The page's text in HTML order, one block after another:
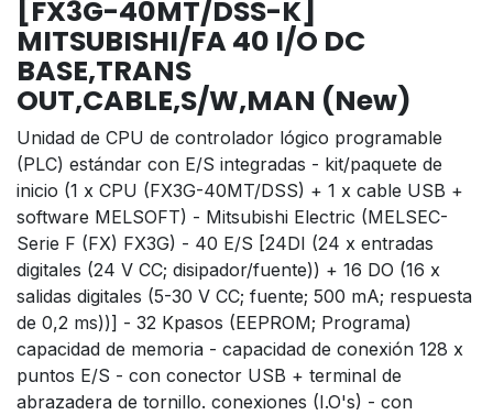
[FX3G-40MT/DSS-K]
MITSUBISHI/FA 40 I/O DC
BASE,TRANS
OUT,CABLE,S/W,MAN (New)
Unidad de CPU de controlador lógico programable
(PLC) estándar con E/S integradas - kit/paquete de
inicio (1 x CPU (FX3G-40MT/DSS) + 1 x cable USB +
software MELSOFT) - Mitsubishi Electric (MELSEC-
Serie F (FX) FX3G) - 40 E/S [24DI (24 x entradas
digitales (24 V CC; disipador/fuente)) + 16 DO (16 x
salidas digitales (5-30 V CC; fuente; 500 mA; respuesta
de 0,2 ms))] - 32 Kpasos (EEPROM; Programa)
capacidad de memoria - capacidad de conexión 128 x
puntos E/S - con conector USB + terminal de
abrazadera de tornillo. conexiones (I.O's) - con